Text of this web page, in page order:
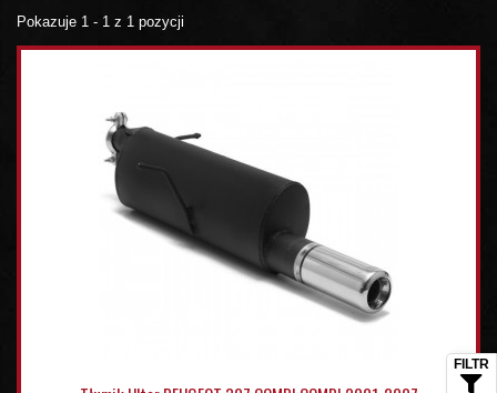
Pokazuje 1 - 1 z 1 pozycji